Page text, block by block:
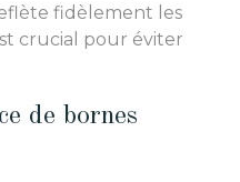
fidèlement les
crucial pour éviter
de bornes